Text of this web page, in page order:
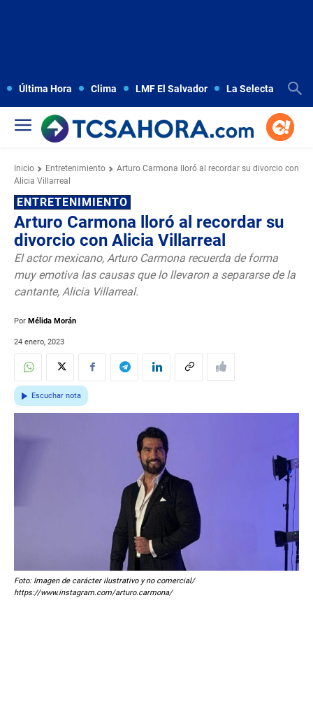
Última Hora Clima LMF El Salvador La Selecta
Inicio Entretenimiento
Arturo Carmona lloró al recordar su divorcio con
Alicia Villarreal
ENTRETENIMIENTO
Arturo Carmona lloró al recordar su
divorcio con Alicia Villarreal
El actor mexicano, Arturo Carmona recuerda de forma
muy emotiva las causas que lo llevaron a separarse de la
cantante, Alicia Villarreal.
Por Mélida Morán
24 enero, 2023
Escuchar nota
Foto: Imagen de carácter ilustrativo y no comercial/
https://www.instagram.com/arturo.carmona/